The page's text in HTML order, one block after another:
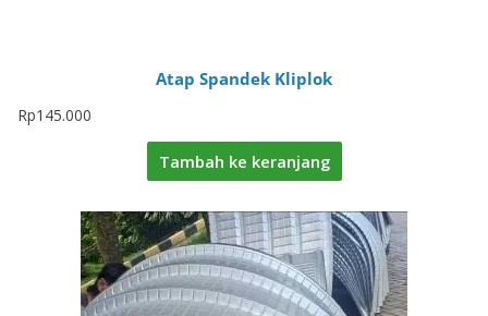
Atap Spandek Kliplok
Rp145.000
Tambah ke keranjang